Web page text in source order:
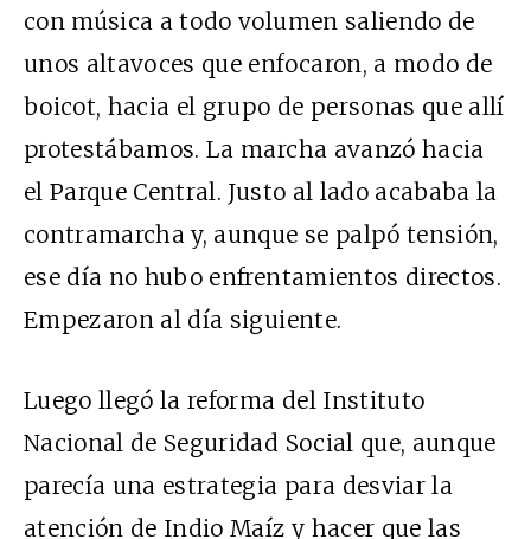
con música a todo volumen saliendo de
unos altavoces que enfocaron, a modo de
boicot, hacia el grupo de personas que allí
protestábamos. La marcha avanzó hacia
el Parque Central. Justo al lado acababa la
contramarcha y, aunque se palpó tensión,
ese día no hubo enfrentamientos directos.
Empezaron al día siguiente.
Luego llegó la reforma del Instituto
Nacional de Seguridad Social que, aunque
parecía una estrategia para desviar la
atención de Indio Maíz y hacer que las